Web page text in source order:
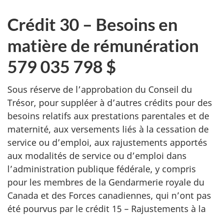
Crédit 30 – Besoins en
matière de rémunération
579 035 798 $
Sous réserve de l’approbation du Conseil du
Trésor, pour suppléer à d’autres crédits pour des
besoins relatifs aux prestations parentales et de
maternité, aux versements liés à la cessation de
service ou d’emploi, aux rajustements apportés
aux modalités de service ou d’emploi dans
l’administration publique fédérale, y compris
pour les membres de la Gendarmerie royale du
Canada et des Forces canadiennes, qui n’ont pas
été pourvus par le crédit 15 – Rajustements à la